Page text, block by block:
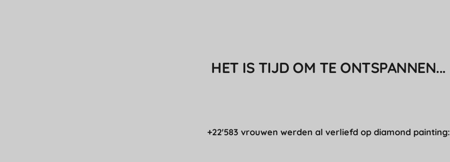
HET IS TIJD OM TE ONTSPANNEN...
+22'583 vrouwen werden al verliefd op diamond painting: